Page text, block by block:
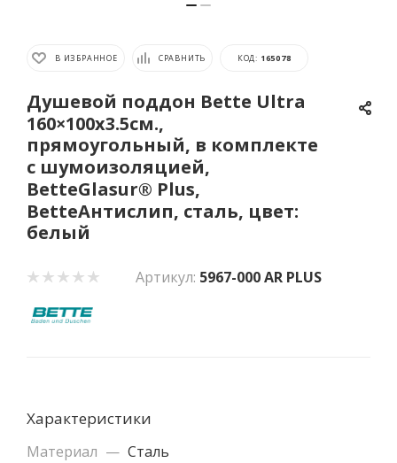
В ИЗБРАННОЕ СРАВНИТЬ КОД: 165078
Душевой поддон Bette Ultra
160×100х3.5см.,
прямоугольный, в комплекте
с шумоизоляцией,
BetteGlasur® Plus,
BetteАнтислип, сталь, цвет:
белый
Артикул: 5967-000 AR PLUS
Характеристики
Материал — Сталь